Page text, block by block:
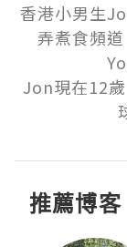
香港小男生
弄煮食頻
Jon現在12
推薦博客